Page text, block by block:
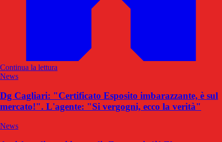
Continua la lettura
News
Dg Cagliari: "Certificato Esposito imbarazzante, è sul
mercato!". L'agente: "Si vergogni, ecco la verità"
News